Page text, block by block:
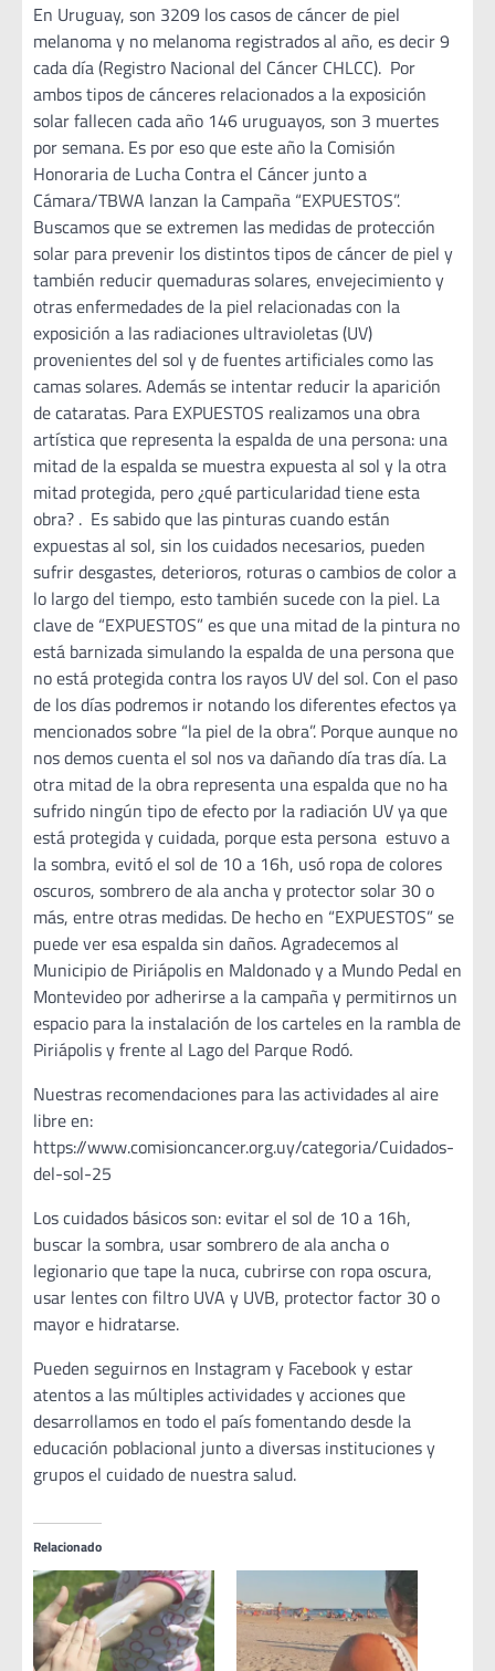
En Uruguay, son 3209 los casos de cáncer de piel
melanoma y no melanoma registrados al año, es decir 9
cada día (Registro Nacional del Cáncer CHLCC). Por
ambos tipos de cánceres relacionados a la exposición
solar fallecen cada año 146 uruguayos, son 3 muertes
por semana. Es por eso que este año la Comisión
Honoraria de Lucha Contra el Cáncer junto a
Cámara/TBWA lanzan la Campaña “EXPUESTOS”.
Buscamos que se extremen las medidas de protección
solar para prevenir los distintos tipos de cáncer de piel y
también reducir quemaduras solares, envejecimiento y
otras enfermedades de la piel relacionadas con la
exposición a las radiaciones ultravioletas (UV)
provenientes del sol y de fuentes artificiales como las
camas solares. Además se intentar reducir la aparición
de cataratas. Para EXPUESTOS realizamos una obra
artística que representa la espalda de una persona: una
mitad de la espalda se muestra expuesta al sol y la otra
mitad protegida, pero ¿qué particularidad tiene esta
obra? . Es sabido que las pinturas cuando están
expuestas al sol, sin los cuidados necesarios, pueden
sufrir desgastes, deterioros, roturas o cambios de color a
lo largo del tiempo, esto también sucede con la piel. La
clave de “EXPUESTOS” es que una mitad de la pintura no
está barnizada simulando la espalda de una persona que
no está protegida contra los rayos UV del sol. Con el paso
de los días podremos ir notando los diferentes efectos ya
mencionados sobre “la piel de la obra”. Porque aunque no
nos demos cuenta el sol nos va dañando día tras día. La
otra mitad de la obra representa una espalda que no ha
sufrido ningún tipo de efecto por la radiación UV ya que
está protegida y cuidada, porque esta persona estuvo a
la sombra, evitó el sol de 10 a 16h, usó ropa de colores
oscuros, sombrero de ala ancha y protector solar 30 o
más, entre otras medidas. De hecho en “EXPUESTOS” se
puede ver esa espalda sin daños. Agradecemos al
Municipio de Piriápolis en Maldonado y a Mundo Pedal en
Montevideo por adherirse a la campaña y permitirnos un
espacio para la instalación de los carteles en la rambla de
Piriápolis y frente al Lago del Parque Rodó.
Nuestras recomendaciones para las actividades al aire
libre en:
https://www.comisioncancer.org.uy/categoria/Cuidados-
del-sol-25
Los cuidados básicos son: evitar el sol de 10 a 16h,
buscar la sombra, usar sombrero de ala ancha o
legionario que tape la nuca, cubrirse con ropa oscura,
usar lentes con filtro UVA y UVB, protector factor 30 o
mayor e hidratarse.
Pueden seguirnos en Instagram y Facebook y estar
atentos a las múltiples actividades y acciones que
desarrollamos en todo el país fomentando desde la
educación poblacional junto a diversas instituciones y
grupos el cuidado de nuestra salud.
Relacionado